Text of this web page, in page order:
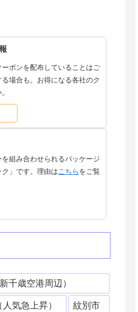
ポンを配布していることはご
場合も。お得になる各社のク
組み合わせられるパッケージ
」です。理由はこちらをご覧
千歳空港周辺）
気急上昇） 紋別市